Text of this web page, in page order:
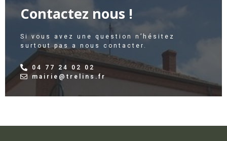
Contactez nous !
Si vous avez une question n’hésitez
surtout pas a nous contacter.
04 77 24 02 02
mairie@trelins.fr